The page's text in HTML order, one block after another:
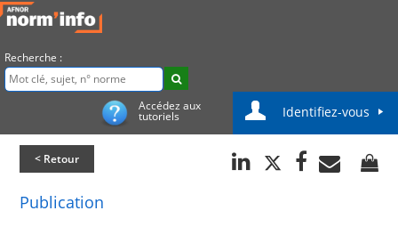
Recherche :
Accédez aux
tutoriels Identifiez-vous
< Retour
Publication